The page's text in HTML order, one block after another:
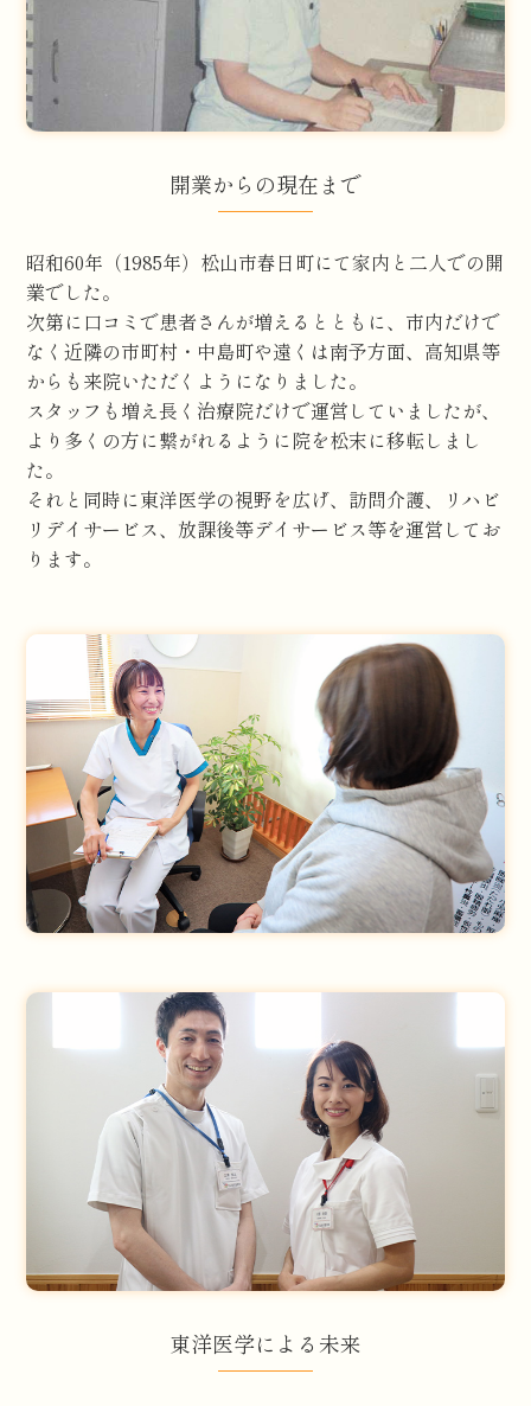
開業からの現在まで
昭和60年（1985年）松山市春日町にて家内と二人での開
業でした。
次第に口コミで患者さんが増えるとともに、市内だけで
なく近隣の市町村・中島町や遠くは南予方面、高知県等
からも来院いただくようになりました。
スタッフも増え長く治療院だけで運営していましたが、
より多くの方に繋がれるように院を松末に移転しまし
た。
それと同時に東洋医学の視野を広げ、訪問介護、リハビ
リデイサービス、放課後等デイサービス等を運営してお
ります。
東洋医学による未来